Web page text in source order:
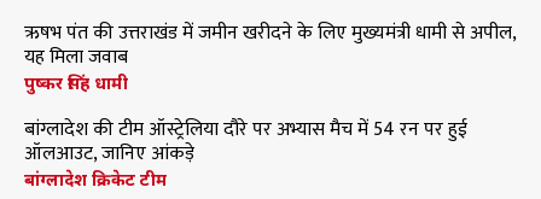
ऋषभ पंत की उत्तराखंड में जमीन खरीदने के लिए मुख्यमंत्री धामी से अपील,
यह मिला जवाब
पुष्कर सिंह धामी
बांग्लादेश की टीम ऑस्ट्रेलिया दौरे पर अभ्यास मैच में 54 रन पर हुई
ऑलआउट, जानिए आंकड़े
बांग्लादेश क्रिकेट टीम